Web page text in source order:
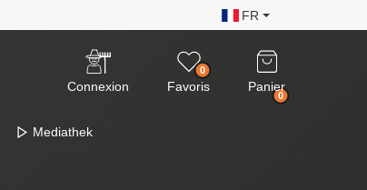
FR
Connexion
0
Favoris
0
Panier
Mediathek